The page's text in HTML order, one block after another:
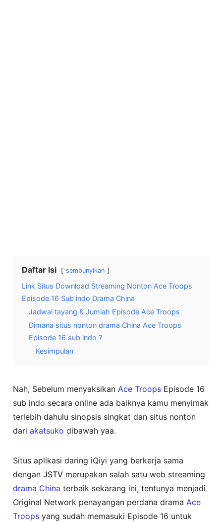
Daftar Isi sembunyikan
Link Situs Download Streaming Nonton Ace Troops
Episode 16 Sub indo Drama China
Jadwal tayang & Jumlah Episode Ace Troops
Dimana situs nonton drama China Ace Troops
Episode 16 sub indo ?
Kesimpulan
Nah, Sebelum menyaksikan Ace Troops Episode 16
sub indo secara online ada baiknya kamu menyimak
terlebih dahulu sinopsis singkat dan situs nonton
dariakatsuko dibawah yaa.
Situs aplikasi daring iQiyi yang berkerja sama
denganJSTV merupakan salah satu web streaming
drama China terbaik sekarang ini, tentunya menjadi
Original Network penayangan perdana drama Ace
Troops yang sudah memasuki Episode 16 untuk